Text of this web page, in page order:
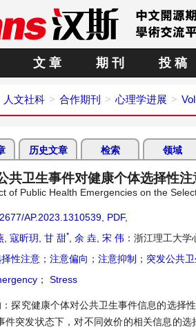
文 章 期 刊 投 稿
人文社科 合作期刊 心理学进展
历史文章 检索 领域
共卫生事件对健康个体选择性
of Public Health Emergencies on the
AP.2023.1310539 PDF,
寇昕玥 甘 甜* 余 垚 宋 伟 ：浙江理工大
性注意 ； 注意偏向 ； 注意抑制 ； 突发公共
； Stress
：探究健康个体对公共卫生事件信息的选择
件突发状态下，对不同效价的相关信息的